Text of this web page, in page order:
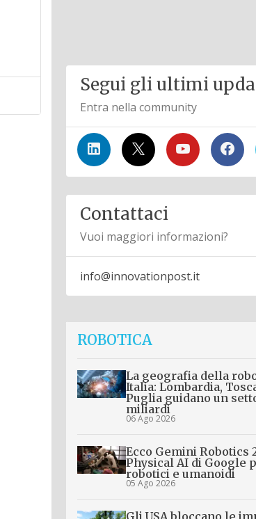
Segui gli ultimi
Entra nella community
Contattaci
Vuoi maggiori informazioni?
info@innovationpost.it
ROBOTICA
La geografia della
Italia: Lombardia,
Puglia guidano un
miliardi
06 Ago 2026
Ecco Gemini Robotics
Physical AI di Google
robotici e umanoidi
05 Ago 2026